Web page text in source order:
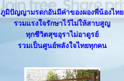
ภูมิปัญญามรดกอันมีค่าของผองพี่น้องไท
รวมแรงใจรักษาไว้ไม่ให้สาบสูญ
ทุกชีวิตสุขอุราไม่อาดูรย์
รวมเป็นศูนย์พลังใจไทยทุกคน